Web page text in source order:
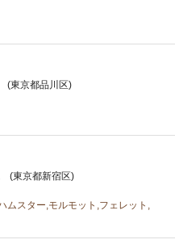
(東京都品川区)
(東京都新宿区)
ムスター,モルモット,フェレット,